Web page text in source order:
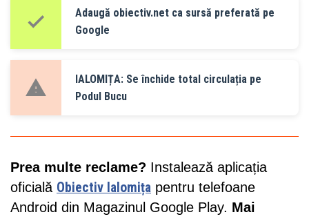
Adaugă obiectiv.net ca sursă preferată pe
Google
IALOMIȚA: Se închide total circulația pe
Podul Bucu
Prea multe reclame? Instalează aplicația
oficială Obiectiv Ialomița pentru telefoane
Android din Magazinul Google Play. Mai